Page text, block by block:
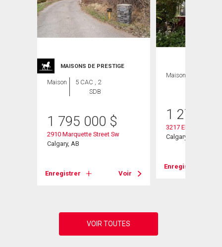
MAISONS DE PRESTIGE
Maison
5 CAC , 2
SDB
1 795 000 $
2910 Marquette Street Sw
Calgary, AB
Enregistrer Voir
Maison
1 279
3217 Elbow Drive
Calgary, AB
Enregistrer